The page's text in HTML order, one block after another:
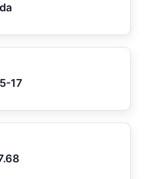
17